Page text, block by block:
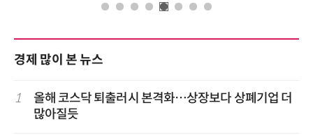
경제 많이 본 뉴스
1
올해 코스닥 퇴출러시 본격화…상장보다 상폐기업 더
많아질듯